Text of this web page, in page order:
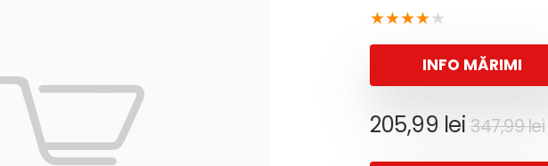
★★★★★
INFO MĂRIMI
347,99lei
205,99 lei